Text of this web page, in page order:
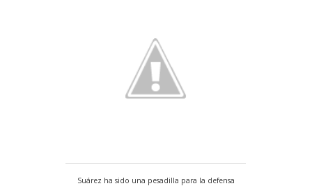
Suárez ha sido una pesadilla para la defensa